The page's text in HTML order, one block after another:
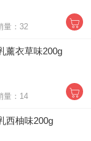
量：32
薰衣草味200g
量：14
西柚味200g